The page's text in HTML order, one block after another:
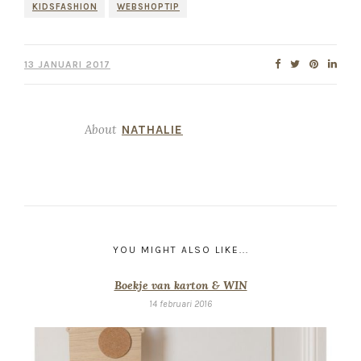
KIDSFASHION WEBSHOPTIP
13 JANUARI 2017
About NATHALIE
YOU MIGHT ALSO LIKE...
Boekje van karton & WIN
14 februari 2016